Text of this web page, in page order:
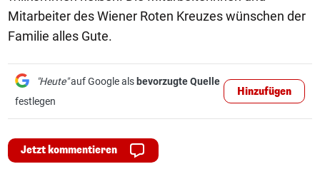
Mitarbeiter des Wiener Roten Kreuzes wünschen der
Familie alles Gute.
"Heute"auf Google als bevorzugte Quelle
festlegen
Hinzufügen
Jetzt kommentieren